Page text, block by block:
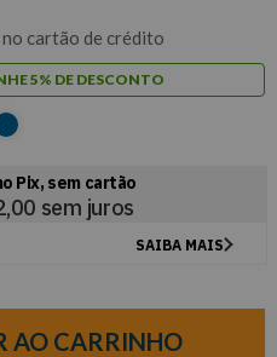
no cartão de crédito
5% DE DESCONTO
AO CARRINHO